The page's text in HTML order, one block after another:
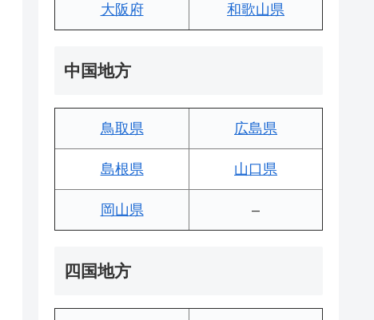
大阪府 和歌山県
中国地方
鳥取県 広島県
島根県 山口県
岡山県 –
四国地方